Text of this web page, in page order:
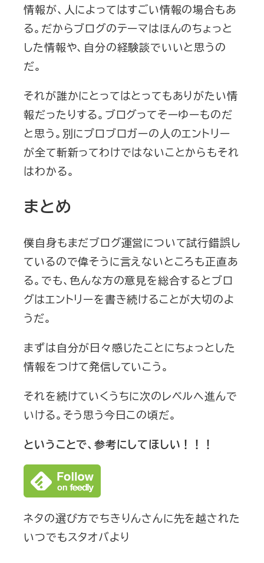
情報が、人によってはすごい情報の場合もあ
る。だからブログのテーマはほんのちょっと
した情報や、自分の経験談でいいと思うの
だ。
それが誰かにとってはとってもありがたい情
報だったりする。ブログってそーゆーものだ
と思う。別にプロブロガーの人のエントリー
が全て斬新ってわけではないことからもそれ
はわかる。
まとめ
僕自身もまだブログ運営について試行錯誤し
ているので偉そうに言えないところも正直あ
る。でも、色んな方の意見を総合するとブロ
グはエントリーを書き続けることが大切のよ
うだ。
まずは自分が日々感じたことにちょっとした
情報をつけて発信していこう。
それを続けていくうちに次のレベルへ進んで
いける。そう思う今日この頃だ。
ということで、参考にしてほしい！！！
ネタの選び方でちきりんさんに先を越された
いつでもスタオバより